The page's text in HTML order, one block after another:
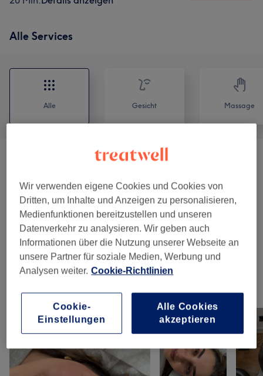
Alle Services
Alle Gesicht Massage
Wimpernverlängerungen (13
Augenbrauen & Wimpernbehandlungen (9) ab 10 €
Zahnaufhellung (1)
Massagen (2) 99 €
Bild anklicken für weitere Details
Wir verwenden eigene Cookies und Cookies von
Dritten, um Inhalte und Anzeigen zu personalisieren,
Medienfunktionen bereitzustellen und unseren
Datenverkehr zu analysieren. Wir geben auch
Informationen über die Nutzung unserer Webseite an
unsere Partner für soziale Medien, Werbung und
Analysen weiter. Cookie-Richtlinien
Cookie-
Einstellungen
Alle Cookies
akzeptieren